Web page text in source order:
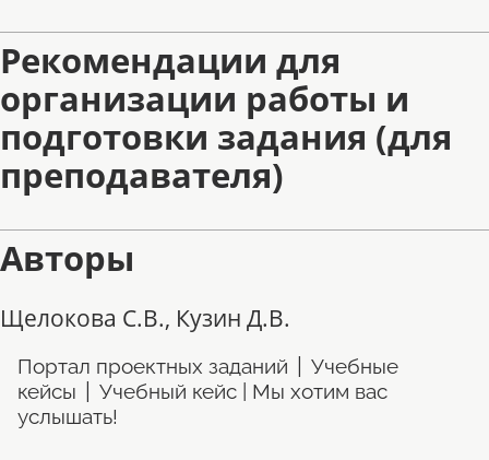
Рекомендации для
организации работы и
подготовки задания (для
преподавателя)
Авторы
Щелокова С.В., Кузин Д.В.
Портал проектных заданий
Учебные
кейсы
Учебный кейс | Мы хотим вас
услышать!